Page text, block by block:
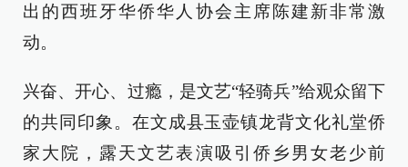
出的西班牙华侨华人协会主席陈建新非常激
动。
兴奋、开心、过瘾，是文艺“轻骑兵”给观众留下
的共同印象。在文成县玉壶镇龙背文化礼堂侨
家大院，露天文艺表演吸引侨乡男女老少前